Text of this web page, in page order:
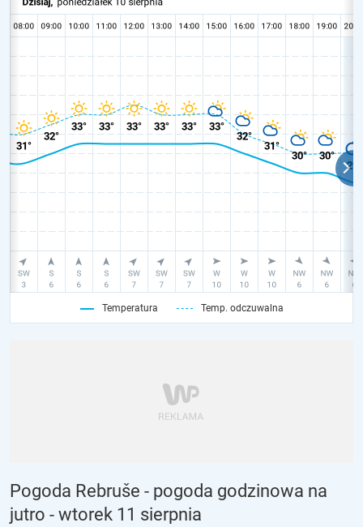
Temperatura Temp. odczuwalna
Pogoda Rebruše - pogoda godzinowa na
jutro - wtorek 11 sierpnia